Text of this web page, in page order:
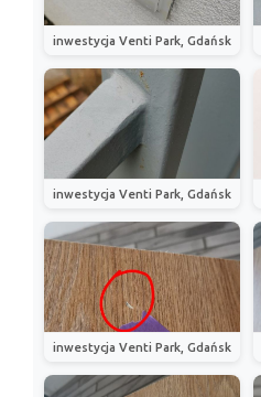
inwestycja Venti Park, Gdańsk
inwestycja Venti Park, Gdańsk
inwestycja Venti Park, Gdańsk